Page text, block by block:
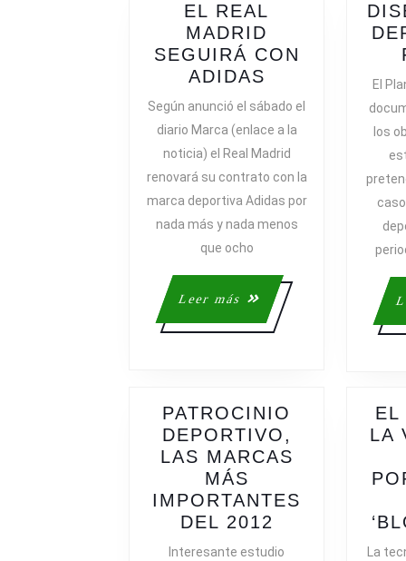
EL REAL
MADRID
SEGUIRÁ CON
ADIDAS
REAL
SEGUIRÁ
CON
ADIDAS
Según anunció el sábado el
diario Marca (enlace a la
noticia) el Real Madrid
renovará su contrato con la
marca deportiva Adidas por
nada más y nada menos
que ocho
Leer más
Leer
más
El
los
PATROCINIO
DEPORTIVO,
LAS MARCAS
MÁS
IMPORTANTES
DEL 2012 PATROCINIO
DEPORTIVO,
Interesante estudio
EL
LA
La